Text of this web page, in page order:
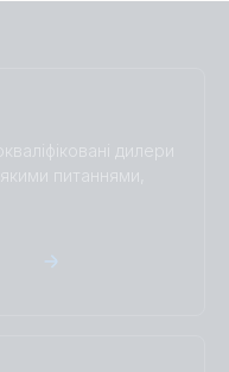
дилери
питаннями,